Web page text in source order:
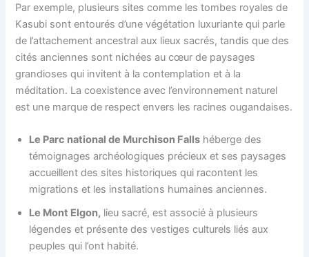
Par exemple, plusieurs sites comme les tombes royales de
Kasubi sont entourés d’une végétation luxuriante qui parle
de l’attachement ancestral aux lieux sacrés, tandis que des
cités anciennes sont nichées au cœur de paysages
grandioses qui invitent à la contemplation et à la
méditation. La coexistence avec l’environnement naturel
est une marque de respect envers les racines ougandaises.
Le Parc national de Murchison Falls héberge des
témoignages archéologiques précieux et ses paysages
accueillent des sites historiques qui racontent les
migrations et les installations humaines anciennes.
Le Mont Elgon, lieu sacré, est associé à plusieurs
légendes et présente des vestiges culturels liés aux
peuples qui l’ont habité.